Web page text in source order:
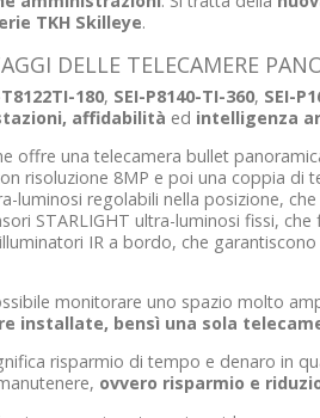
TKH Skilleye.
DELLE TELECAMERE
180, SEI-P8140-TI-360, SEI-
affidabilità ed intelligenza
offre una telecamera bullet
risoluzione 8MP e poi una coppia di
luminosi regolabili nella posizione,
STARLIGHT ultra-luminosi fissi,
IR a bordo, che garantiscono
monitorare uno spazio molto
installate, bensì una sola
risparmio di tempo e denaro in
ovvero risparmio e